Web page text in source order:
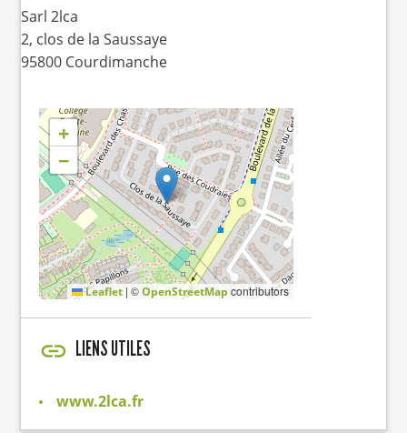
Sarl 2lca
2, clos de la Saussaye
95800 Courdimanche
+
−
Leaflet | ©OpenStreetMap contributors
LIENS UTILES
www.2lca.fr